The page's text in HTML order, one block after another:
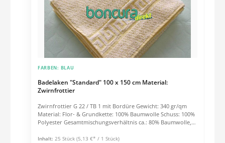
Badelaken "Standard" 100 x 150 cm Material:
Zwirnfrottier
FARBEN: BLAU
Zwirnfrottier G 22 / TB 1 mit Bordüre Gewicht: 340 gr/qm
Material: Flor- & Grundkette: 100% Baumwolle Schuss: 100%
Polyester Gesamtmischungsverhältnis ca.: 80% Baumwolle,
Inhalt: 25 Stück (5,13 €* / 1 Stück)